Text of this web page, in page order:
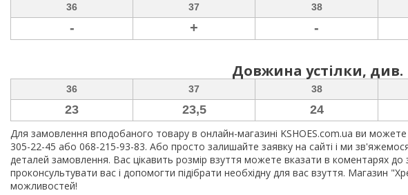
36 37 38
- + -
Довжина устілки, див.
36 37 38
23 23,5 24
Для замовлення вподобаного товару в онлайн-магазині KSHOES.com.ua ви
305-22-45 або 068-215-93-83. Або просто залишайте заявку на сайті і ми
деталей замовлення. Вас цікавить розмір взуття можете вказати в коментарях
проконсультувати вас і допомогти підібрати необхідну для вас взуття. Магазин
можливостей!